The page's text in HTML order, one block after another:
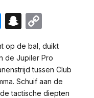
Messenger
Snapchat
op de bal, duikt
de Jupiler Pro
tussen Club
Schuif aan de
tactische diepten